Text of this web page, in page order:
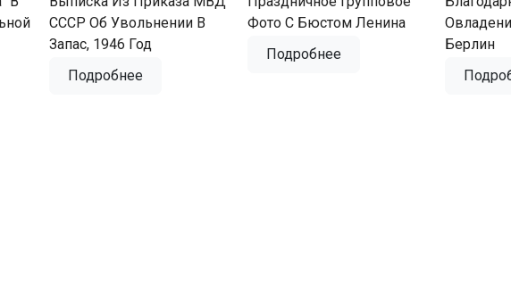
СССР Об Увольнении В
Запас, 1946 Год
Подробнее
Фото С Бюстом Ленина
Подробнее
Берлин